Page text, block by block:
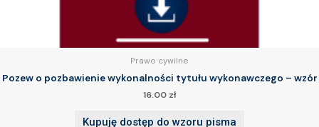
Prawo cywilne
Pozew o pozbawienie wykonalności tytułu wykonawczego – wzór
16.00 zł
Kupuję dostęp do wzoru pisma